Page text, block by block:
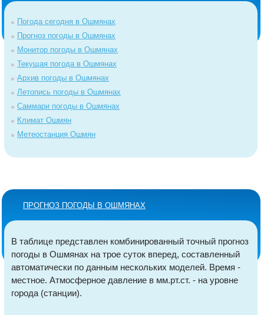
Погода сегодня в Ошмянах
Прогноз погоды в Ошмянах
Монитор погоды в Ошмянах
Текущая погода в Ошмянах
Архив погоды в Ошмянах
Летопись погоды в Ошмянах
Саммари погоды в Ошмянах
Климат Ошмян
Метеостанция Ошмян
ПРОГНОЗ ПОГОДЫ В ОШМЯНАХ
В таблице представлен комбинированный точный прогноз
погоды в Ошмянах на трое суток вперед, составленный
автоматически по данным нескольких моделей. Время -
местное. Атмосферное давление в мм.рт.ст. - на уровне
города (станции).